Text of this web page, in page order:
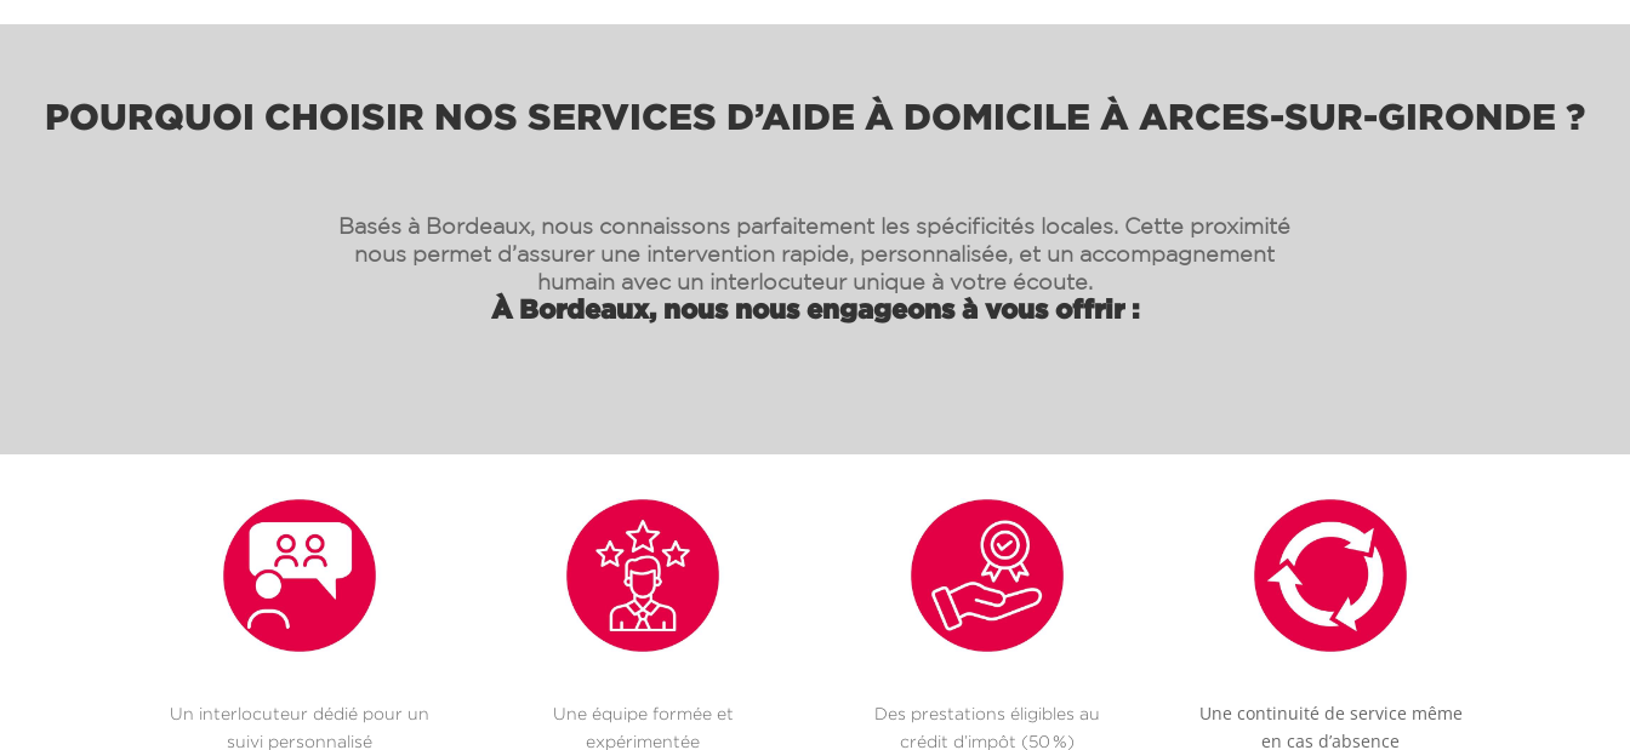
POURQUOI CHOISIR NOS SERVICES D’AIDE À DOMICILE À ARCES-SUR-GIRONDE ?
Basés à Bordeaux, nous connaissons parfaitement les spécificités locales. Cette proximité
nous permet d’assurer une intervention rapide, personnalisée, et un accompagnement
humain avec un interlocuteur unique à votre écoute.
À Bordeaux, nous nous engageons à vous offrir :
Un interlocuteur dédié pour un
suivi personnalisé
Une équipe formée et
expérimentée
Des prestations éligibles au
crédit d’impôt (50 %)
Une continuité de service même
en cas d’absence